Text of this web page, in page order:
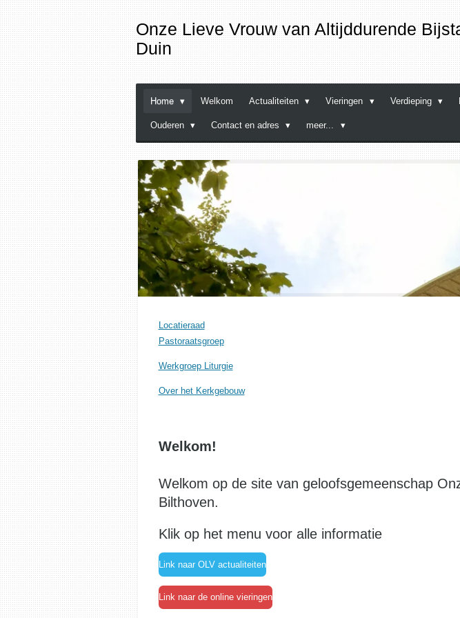
Ga
direct
naar
de
hoofdinhoud
OnzeLieveVrouw van Altijddurende
Duin
Home Welkom Actualiteiten Vieringen Verdieping
Ouderen Contact en adres meer...
Locatieraad
Pastoraatsgroep
Werkgroep Liturgie
Over het Kerkgebouw
Welkom!
Welkom op de site van geloofsgemeenschap
Bilthoven.
Klik op het menu voor alle informatie
Link naar OLV actualiteiten
Link naar de online vieringen